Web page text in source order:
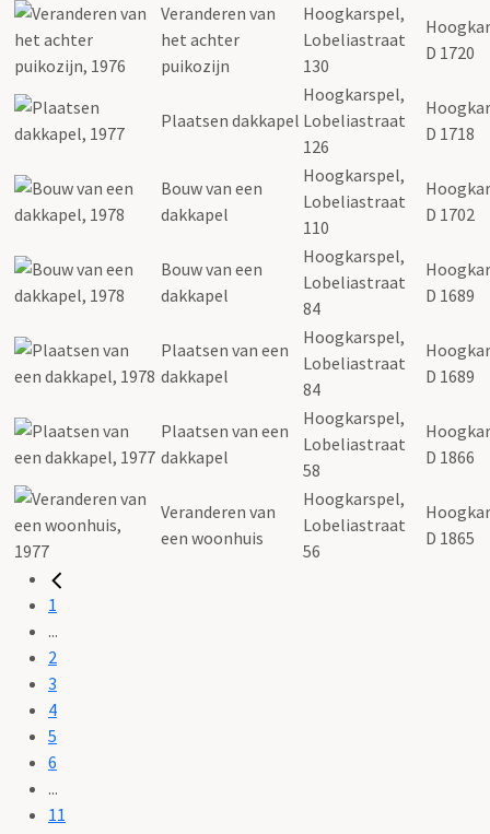
Veranderen van
het achter
puikozijn
Hoogkarspel,
Lobeliastraat
130
D 1720
Plaatsen dakkapel
Hoogkarspel,
Lobeliastraat
126
D 1718
Bouw van een
dakkapel
Hoogkarspel,
Lobeliastraat
110
D 1702
Bouw van een
dakkapel
Hoogkarspel,
Lobeliastraat
84
D 1689
Plaatsen van een
dakkapel
Hoogkarspel,
Lobeliastraat
84
D 1689
Plaatsen van een
dakkapel
Hoogkarspel,
Lobeliastraat
58
D 1866
Veranderen van
een woonhuis
Hoogkarspel,
Lobeliastraat
56
D 1865
1
...
2
3
4
5
6
...
11